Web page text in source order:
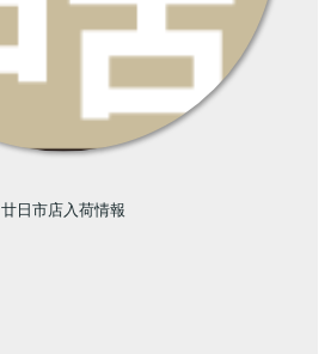
廿日市店入荷情報